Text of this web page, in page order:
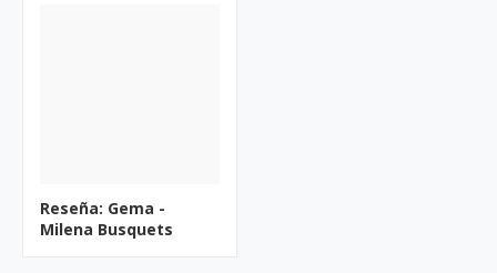
Reseña: Gema -
Milena Busquets